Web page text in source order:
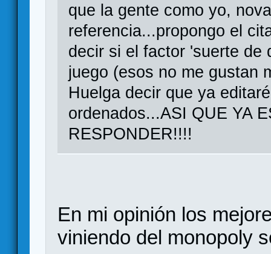
que la gente como yo,
referencia...propongo el
decir si el factor 'suerte de
juego (esos no me gustan
Huelga decir que ya
ordenados...ASI QUE YA
RESPONDER!!!!
En mi opinión los
viniendo del monopoly